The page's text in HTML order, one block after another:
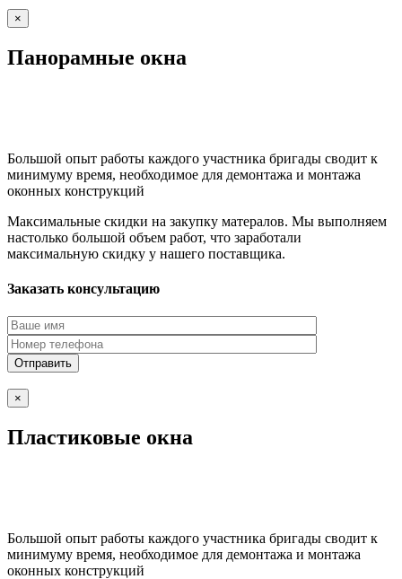
×
Панорамные окна
Большой опыт работы каждого участника бригады сводит к
минимуму время, необходимое для демонтажа и монтажа
оконных конструкций
Максимальные скидки на закупку матералов. Мы выполняем
настолько большой объем работ, что заработали
максимальную скидку у нашего поставщика.
Заказать консультацию
×
Пластиковые окна
Большой опыт работы каждого участника бригады сводит к
минимуму время, необходимое для демонтажа и монтажа
оконных конструкций